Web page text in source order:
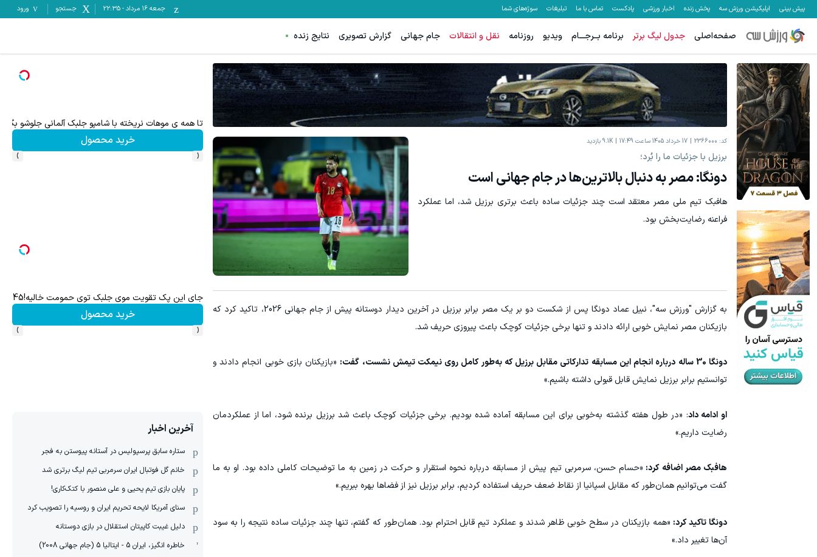
پیش بینی اپلیکیشن ورزش سه پخش زنده اخبار ورزشی پادکست تماس با ما تبلیغات سوژه‌های شما جمعه ۱۶ مرداد -
22:35 جستجو ورود
صفحه‌اصلی جدول لیگ برتر برنامه بــرجـــام ویدیو روزنامه نقل و انتقالات جام جهانی گزارش تصویری نتایج زنده
کد: 2366000 17 خرداد 1405 ساعت 17:49 9.1K بازدید
برزیل با جزئیات ما را بُرد؛
دونگا: مصر به دنبال بالاترین‌ها در جام جهانی است
هافبک تیم ملی مصر معتقد است چند جزئیات ساده باعث برتری برزیل شد، اما عملکرد
فراعنه رضایت‌بخش بود.
به گزارش "ورزش سه"، نبیل عماد دونگا پس از شکست دو بر یک مصر برابر برزیل در آخرین دیدار دوستانه پیش از جام جهانی 2026، تاکید کرد که
بازیکنان مصر نمایش خوبی ارائه دادند و تنها برخی جزئیات کوچک باعث پیروزی حریف شد.
دونگا 30 ساله درباره انجام این مسابقه تدارکاتی مقابل برزیل که به‌طور کامل روی نیمکت تیمش نشست، گفت:
«بازیکنان بازی خوبی انجام دادند و
توانستیم برابر برزیل نمایش قابل قبولی داشته باشیم.»
او ادامه داد: «در طول هفته گذشته به‌خوبی برای این مسابقه آماده شده بودیم. برخی جزئیات کوچک باعث شد برزیل برنده شود، اما از عملکردمان
رضایت داریم.»
هافبک مصر اضافه کرد: «حسام حسن، سرمربی تیم پیش از مسابقه درباره نحوه استقرار و حرکت در زمین به ما توضیحات کاملی داده بود. او به ما
گفت می‌توانیم همان‌طور که مقابل اسپانیا از نقاط ضعف حریف استفاده کردیم، برابر برزیل نیز از فضاها بهره ببریم.»
دونگا تاکید کرد: «همه بازیکنان در سطح خوبی ظاهر شدند و عملکرد تیم قابل احترام بود. همان‌طور که گفتم، تنها چند جزئیات ساده نتیجه را به سود
آن‌ها تغییر داد.»
تا همه ی موهات نریخته با شامپو جلبک آلمانی جلوشو بگیر45%تخفیف
خرید محصول
‹
›
جای این پک تقویت موی جلبک توی حمومت خالیه!45%تخفیف
خرید محصول
‹
›
آخرین اخبار
ستاره سابق پرسپولیس در آستانه پیوستن به فجر
خانم گل فوتبال ایران سرمربی تیم لیگ برتری شد
پایان بازی تیم یحیی و علی منصور با کتک‌کاری!
سنای آمریکا لایحه تحریم ایران و روسیه را تصویب کرد
دلیل غیبت کاپیتان استقلال در بازی دوستانه
خاطره انگیز، ایران 5 - ایتالیا 5 (جام جهانی 2008)